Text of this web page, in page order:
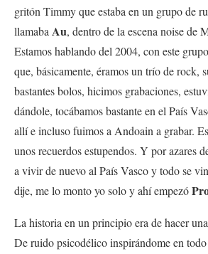
gritón Timmy que estaba en un grupo de
llamabaAu, dentro de la escena noise de
Estamos hablando del 2004, con este
que, básicamente, éramos un trío de rock,
bastantes bolos, hicimos grabaciones,
dándole, tocábamos bastante en el País
allí e incluso fuimos a Andoain a grabar.
unos recuerdos estupendos. Y por azares
a vivir de nuevo al País Vasco y todo se
dije, me lo monto yo solo y ahí empezó
La historia en un principio era de hacer
De ruido psicodélico inspirándome en